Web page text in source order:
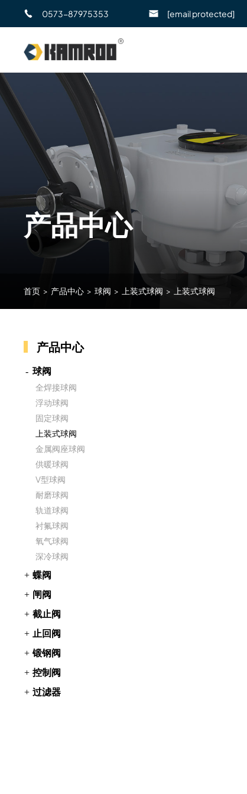
0573-87975353 [email protected]
产品中心
首页 > 产品中心 > 球阀 > 上装式球阀 > 上装式球阀
产品中心
球阀
全焊接球阀
浮动球阀
固定球阀
上装式球阀
金属阀座球阀
供暖球阀
V型球阀
耐磨球阀
轨道球阀
衬氟球阀
氧气球阀
深冷球阀
蝶阀
闸阀
截止阀
止回阀
锻钢阀
控制阀
过滤器